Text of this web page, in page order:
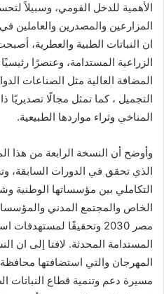
الأهمية للدخل القومي، وسبيلاً
المزارعين والمصدرين والعاملين
ان النباتات الطبية والعطرية،
الزراعية المستدامة، وعنصرًا
المضافة العالية مثل الصناعات
التجميل ، كما تمثل مجالًا
المناخي وثراء مواردها الطبيعية.
وأوضح أن النسخة الرابعة من هذا
الذي تحقق في الدورات السابقة،
التكاملي بين مؤسساتها الوطنية
الخاص والمجتمع المدني
مصر 2030 وتحقيقًا
المستدامة المحدثة. لافتا إلى ان
المهرجان والتي استضافتها
مسيرة دعم وتنمية قطاع النباتات